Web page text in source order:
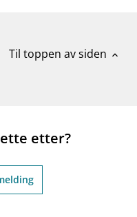
Til toppen av siden expand_less
etter?